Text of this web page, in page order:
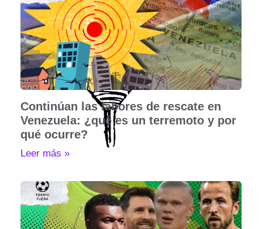
Continúan las labores de rescate en
Venezuela: ¿qué es un terremoto y por
qué ocurre?
Leer más »